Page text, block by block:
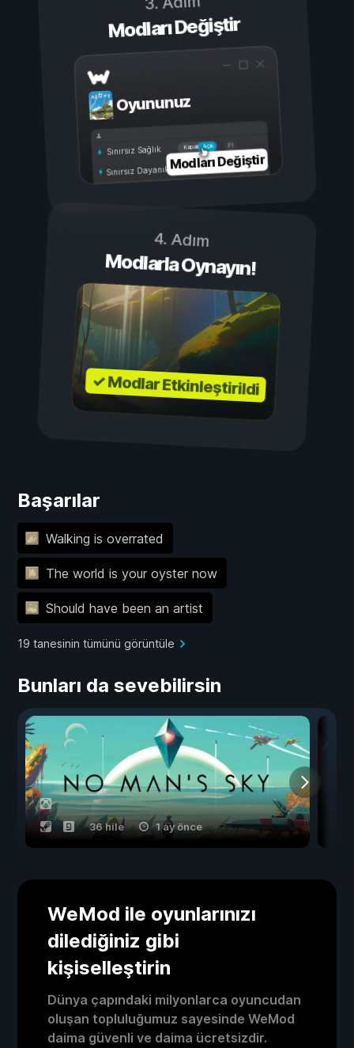
Modları Değiştir
Oyununuz
Açık
Kapalı
Sınırsız Sağlık
Sınırsız DayanıklılıkModları Değiştir
4. Adım
Modlarla Oynayın!
✓ Modlar Etkinleştirildi
Başarılar
Walking is overrated
The world is your oyster now
Should have been an artist
19 tanesinin tümünü görüntüle
Bunları da sevebilirsin
36 hile 1 ay önce
WeMod ile oyunlarınızı
dilediğiniz gibi
kişiselleştirin
Dünya çapındaki milyonlarca oyuncudan
oluşan topluluğumuz sayesinde WeMod
daima güvenli ve daima ücretsizdir.